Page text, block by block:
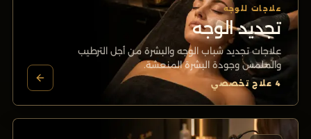
علاجات للوجه
تجديد الوجه
علاجات تجديد شباب الوجه والبشرة من أجل الترطيب
والملمس وجودة البشرة المنعشة.
4 علاج تخصصي